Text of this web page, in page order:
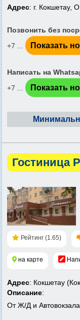
Адрес: г. Кокшетау,
Позвонить без
+7 ...
Показать
Написать на
+7 ...
Показать
Гостиница
Рейтинг (1.65)
на карте
Адрес: Кокшетау
Описание:
От Ж/Д и